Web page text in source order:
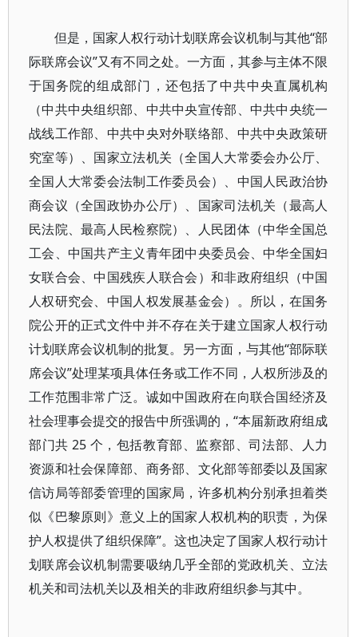
但是，国家人权行动计划联席会议机制与其他“部
际联席会议”又有不同之处。一方面，其参与主体不限
于国务院的组成部门，还包括了中共中央直属机构
（中共中央组织部、中共中央宣传部、中共中央统一
战线工作部、中共中央对外联络部、中共中央政策研
究室等）、国家立法机关（全国人大常委会办公厅、
全国人大常委会法制工作委员会）、中国人民政治协
商会议（全国政协办公厅）、国家司法机关（最高人
民法院、最高人民检察院）、人民团体（中华全国总
工会、中国共产主义青年团中央委员会、中华全国妇
女联合会、中国残疾人联合会）和非政府组织（中国
人权研究会、中国人权发展基金会）。所以，在国务
院公开的正式文件中并不存在关于建立国家人权行动
计划联席会议机制的批复。另一方面，与其他“部际联
席会议”处理某项具体任务或工作不同，人权所涉及的
工作范围非常广泛。诚如中国政府在向联合国经济及
社会理事会提交的报告中所强调的，“本届新政府组成
部门共 25 个，包括教育部、监察部、司法部、人力
资源和社会保障部、商务部、文化部等部委以及国家
信访局等部委管理的国家局，许多机构分别承担着类
似《巴黎原则》意义上的国家人权机构的职责，为保
护人权提供了组织保障”。这也决定了国家人权行动计
划联席会议机制需要吸纳几乎全部的党政机关、立法
机关和司法机关以及相关的非政府组织参与其中。